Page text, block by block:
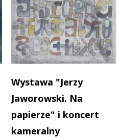
Wystawa "Jerzy
Jaworowski. Na
papierze" i koncert
kameralny